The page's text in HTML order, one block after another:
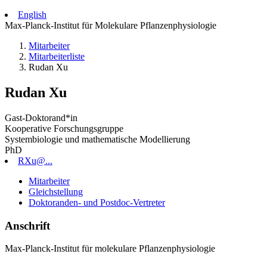
English
Max-Planck-Institut für Molekulare Pflanzenphysiologie
Mitarbeiter
Mitarbeiterliste
Rudan Xu
Rudan Xu
Gast-Doktorand*in
Kooperative Forschungsgruppe
Systembiologie und mathematische Modellierung
PhD
RXu@...
Mitarbeiter
Gleichstellung
Doktoranden- und Postdoc-Vertreter
Anschrift
Max-Planck-Institut für molekulare Pflanzenphysiologie